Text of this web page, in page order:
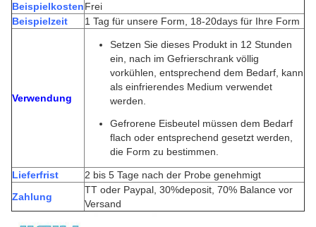
BeispielkostenFrei
Beispielzeit
1 Tag für unsere Form, 18-20days für Ihre Form
Verwendung
Setzen Sie dieses Produkt in 12 Stunden
ein, nach im Gefrierschrank völlig
vorkühlen, entsprechend dem Bedarf, kann
als einfrierendes Medium verwendet
werden.
Gefrorene Eisbeutel müssen dem Bedarf
flach oder entsprechend gesetzt werden,
die Form zu bestimmen.
Lieferfrist
2 bis 5 Tage nach der Probe genehmigt
Zahlung
TT oder Paypal, 30%deposit, 70% Balance vor
Versand